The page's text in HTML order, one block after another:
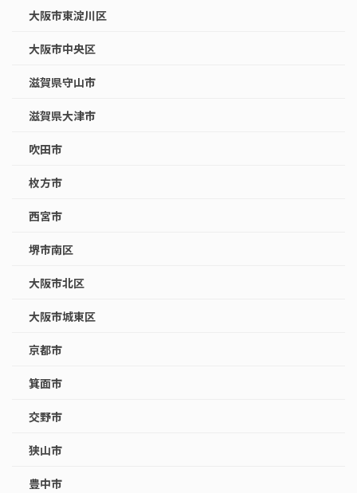
大阪市東淀川区
大阪市中央区
滋賀県守山市
滋賀県大津市
吹田市
枚方市
西宮市
堺市南区
大阪市北区
大阪市城東区
京都市
箕面市
交野市
狭山市
豊中市